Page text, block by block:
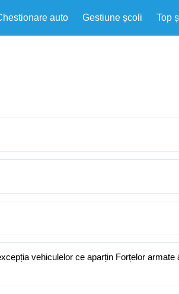
auto Gestiune școli Top
vehiculelor ce aparțin Forțelor armate